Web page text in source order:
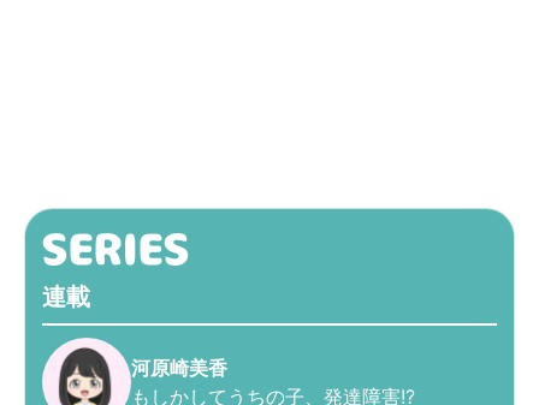
連載
河原崎美香
もしかしてうちの子、発達障害!?